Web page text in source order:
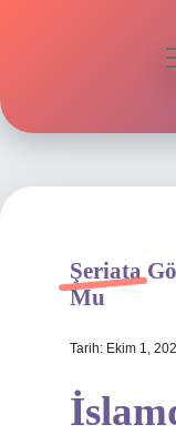
Hakkımızda
Şeriata
Mu
Tarih: Ekim 1,